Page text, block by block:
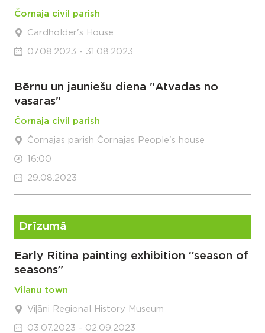
Čornaja civil parish
Cardholder's House
07.08.2023 - 31.08.2023
Bērnu un jauniešu diena "Atvadas no
vasaras"
Čornaja civil parish
Čornajas parish Čornajas People's house
16:00
29.08.2023
Drīzumā
Early Ritina painting exhibition “season of
seasons”
Vilanu town
Viļāni Regional History Museum
03.07.2023 - 02.09.2023